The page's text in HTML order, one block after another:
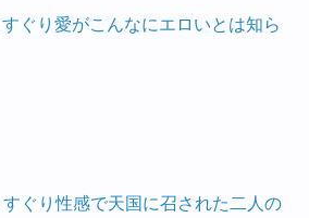
ぐり愛がこんなにエロいとは知ら
ぐり性感で天国に召された二人の